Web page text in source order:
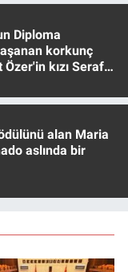
Diploma
korkunç
kızı Seraf
alan Maria
aslında bir